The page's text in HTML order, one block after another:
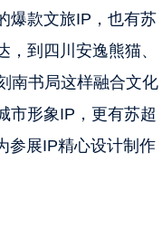
爆款文旅IP，也有苏
到四川安逸熊猫、
南书局这样融合文化
市形象IP，更有苏超
参展IP精心设计制作